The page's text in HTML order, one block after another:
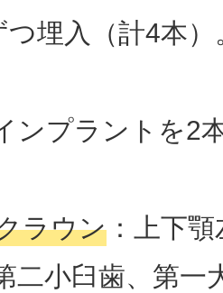
埋入（計4本）
ンプラントを2
ラウン ：上下
二小臼歯、第一